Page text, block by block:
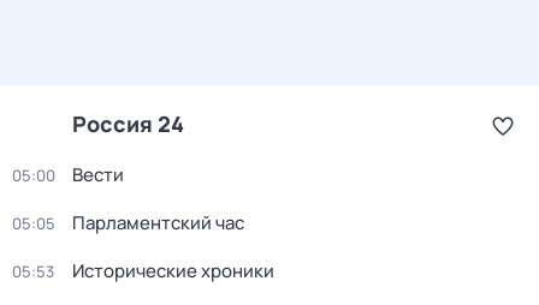
Россия 24
05:00 Вести
05:05 Парламентский час
05:53 Исторические хроники